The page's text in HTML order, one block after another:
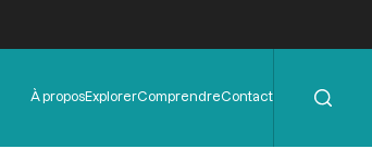
Menu
de
À proposExplorerComprendreContact